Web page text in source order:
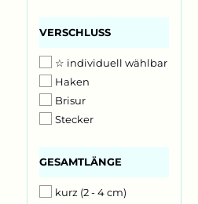
Seepferdchen
VÖGEL
Eule
Flamingo
Kolibri
Schwalbe
INSEKTEN
VERSCHLUSS
☆ individuell wählbar
Haken
Brisur
Stecker
GESAMTLÄNGE
GESAMTLÄNGE
kurz (2 - 4 cm)